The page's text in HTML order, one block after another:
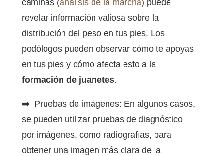
caminas (análisis de la marcha) puede
revelar información valiosa sobre la
distribución del peso en tus pies. Los
podólogos pueden observar cómo te apoyas
en tus pies y cómo afecta esto a la
formación de juanetes.
➡️ Pruebas de imágenes: En algunos casos,
se pueden utilizar pruebas de diagnóstico
por imágenes, como radiografías, para
obtener una imagen más clara de la